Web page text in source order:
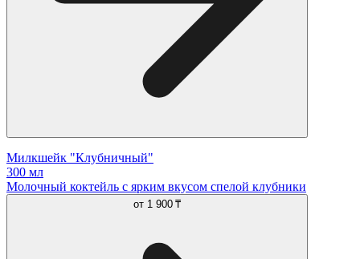
Милкшейк "Клубничный"
300 мл
Молочный коктейль с ярким вкусом спелой клубники
от 1 900 ₸